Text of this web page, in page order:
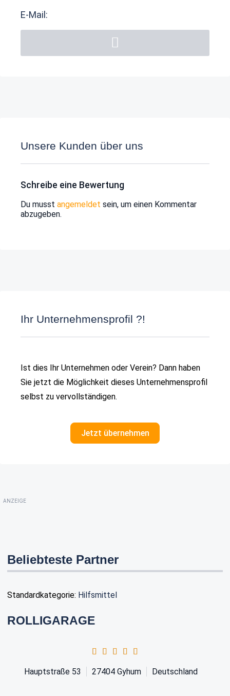
E-Mail:
Unsere Kunden über uns
Schreibe eine Bewertung
Du musst angemeldet sein, um einen Kommentar
abzugeben.
Ihr Unternehmensprofil ?!
Ist dies Ihr Unternehmen oder Verein? Dann haben
Sie jetzt die Möglichkeit dieses Unternehmensprofil
selbst zu vervollständigen.
Jetzt übernehmen
ANZEIGE
Beliebteste Partner
Standardkategorie: Hilfsmittel
ROLLIGARAGE
Hauptstraße 53 27404 Gyhum Deutschland